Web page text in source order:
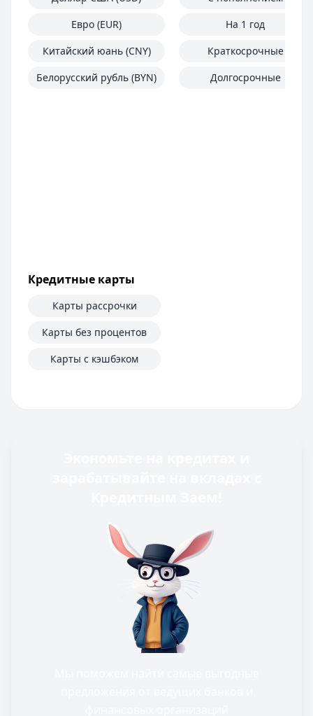
Евро (EUR)
Китайский юань (CNY)
Белорусский рубль (BYN)
На 1 год
Краткосрочные
Долгосрочные
Кредитные карты
Карты рассрочки
Карты без процентов
Карты с кэшбэком